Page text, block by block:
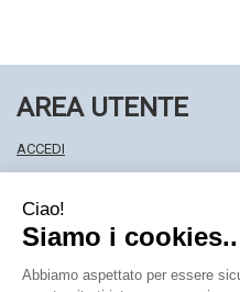
AREA UTENTE
ACCEDI
WISHLIST
ISCRIZIONE ALLA NEWSLETTER